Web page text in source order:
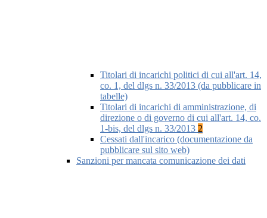
Titolari di incarichi politici di cui all'art. 14,
co. 1, del dlgs n. 33/2013 (da pubblicare in
tabelle)
Titolari di incarichi di amministrazione, di
direzione o di governo di cui all'art. 14, co.
1-bis, del dlgs n. 33/2013 2
Cessati dall'incarico (documentazione da
pubblicare sul sito web)
Sanzioni per mancata comunicazione dei dati